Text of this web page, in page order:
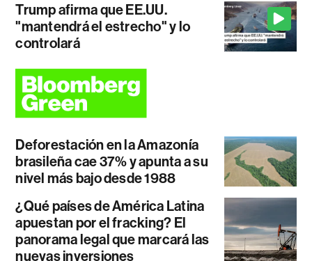
Trump afirma que EE.UU.
"mantendrá el estrecho" y lo
controlará
Deforestación en la Amazonía
brasileña cae 37% y apunta a su
nivel más bajo desde 1988
¿Qué países de América Latina
apuestan por el fracking? El
panorama legal que marcará las
nuevas inversiones